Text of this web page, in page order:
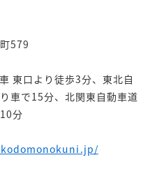
579
東口より徒歩3分、東北自
車で15分、北関東自動車道
分